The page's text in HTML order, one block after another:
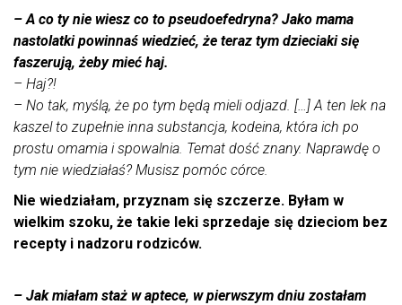
– A co ty nie wiesz co to pseudoefedryna? Jako mama
nastolatki powinnaś wiedzieć, że teraz tym dzieciaki się
faszerują, żeby mieć haj.
– Haj?!
– No tak, myślą, że po tym będą mieli odjazd. […] A ten lek na
kaszel to zupełnie inna substancja, kodeina, która ich po
prostu omamia i spowalnia. Temat dość znany. Naprawdę o
tym nie wiedziałaś? Musisz pomóc córce.
Nie wiedziałam, przyznam się szczerze. Byłam w
wielkim szoku, że takie leki sprzedaje się dzieciom bez
recepty i nadzoru rodziców.
– Jak miałam staż w aptece, w pierwszym dniu zostałam